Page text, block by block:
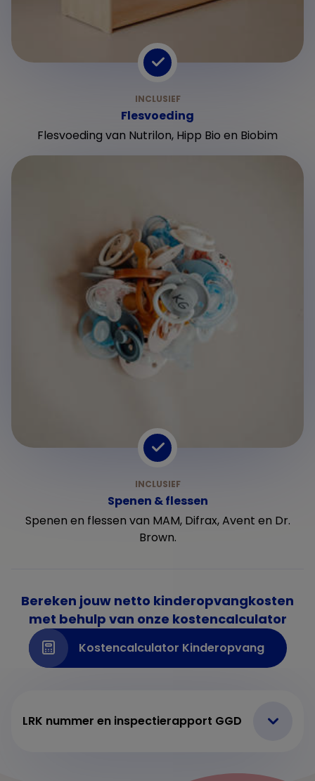
Flesvoeding
Flesvoeding van Nutrilon, Hipp Bio en Biobim
Spenen & flessen
Spenen en flessen van MAM, Difrax, Avent en Dr.
Brown.
Bereken jouw netto kinderopvangkosten
met behulp van onze kostencalculator
Kostencalculator Kinderopvang
LRK nummer en inspectierapport GGD